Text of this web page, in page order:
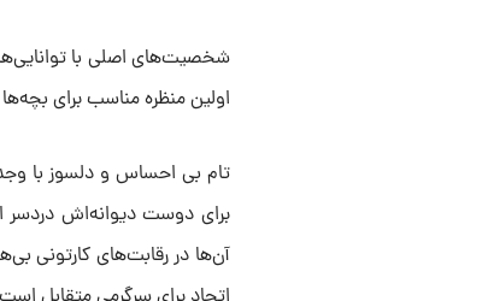
شخصیت‌های اصلی با
اولین منظره مناسب برای بچه‌ها و تکرار
تام بی احساس و دلسوز با
برای دوست دیوانه‌اش دردسر
آن‌ها در رقابت‌های کارتونی